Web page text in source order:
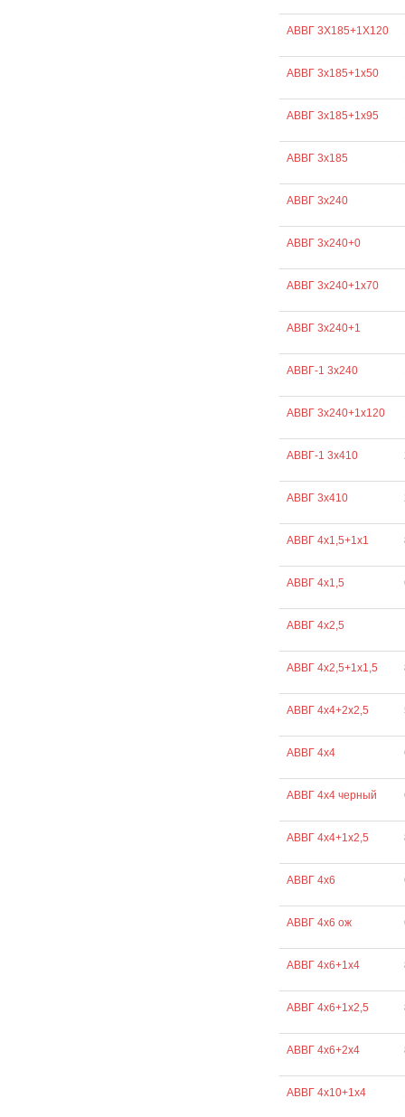
АВВГ 3Х185+1Х120
АВВГ 3х185+1х50
АВВГ 3х185+1х95
АВВГ 3х185
АВВГ 3х240
АВВГ 3х240+0
АВВГ 3х240+1х70
АВВГ 3х240+1
АВВГ-1 3х240
АВВГ 3х240+1х120
АВВГ-1 3х410
АВВГ 3х410
АВВГ 4х1,5+1х1
АВВГ 4х1,5
АВВГ 4х2,5
АВВГ 4х2,5+1х1,5
АВВГ 4х4+2х2,5
АВВГ 4х4
АВВГ 4х4 черный
АВВГ 4х4+1х2,5
АВВГ 4х6
АВВГ 4х6 ож
АВВГ 4х6+1х4
АВВГ 4х6+1х2,5
АВВГ 4х6+2х4
АВВГ 4х10+1х4